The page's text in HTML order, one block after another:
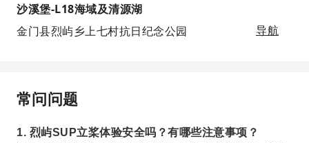
沙溪堡-L18海域及清源湖
金门县烈屿乡上七村抗日纪念公园
导航
常问问题
1. 烈屿SUP立桨体验安全吗？有哪些注意事项？